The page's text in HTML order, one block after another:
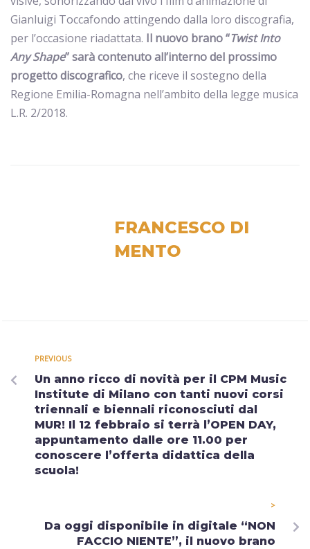
Gianluigi Toccafondo attingendo dalla loro discografia,
per l’occasione riadattata. Il nuovo brano “Twist Into
Any Shape” sarà contenuto all’interno del prossimo
progetto discografico, che riceve il sostegno della
Regione Emilia-Romagna nell’ambito della legge musica
L.R. 2/2018.
FRANCESCO DI
MENTO
PREVIOUS
Un anno ricco di novità per il CPM Music
Institute di Milano con tanti nuovi corsi
triennali e biennali riconosciuti dal
MUR! Il 12 febbraio si terrà l’OPEN DAY,
appuntamento dalle ore 11.00 per
conoscere l’offerta didattica della
scuola!
>
Da oggi disponibile in digitale “NON
FACCIO NIENTE”, il nuovo brano